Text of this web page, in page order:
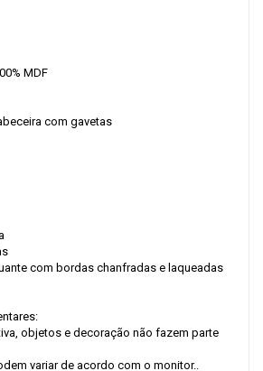
MDF
com gavetas
com bordas chanfradas e laqueadas
objetos e decoração não fazem parte
variar de acordo com o monitor..